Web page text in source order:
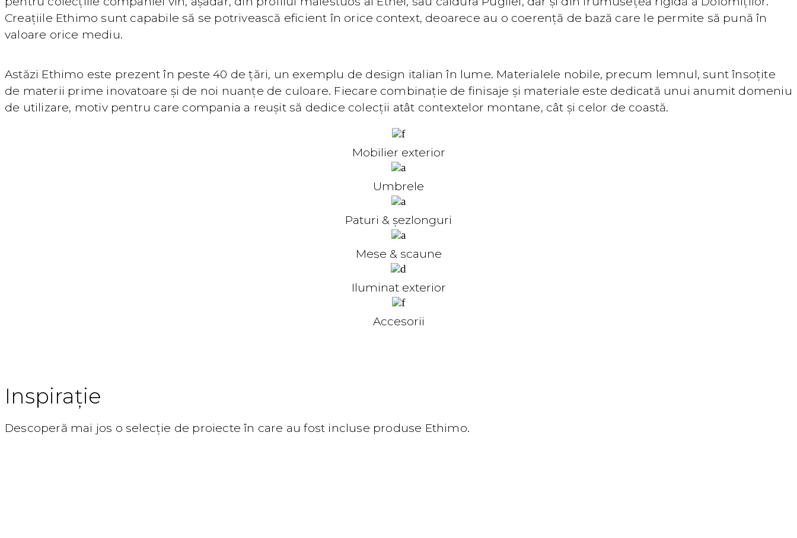
Creațiile Ethimo sunt capabile să se potrivească eficient în orice context, deoarece au o coerență de bază care le permite să pună în
valoare orice mediu.
Astăzi Ethimo este prezent în peste 40 de țări, un exemplu de design italian în lume. Materialele nobile, precum lemnul, sunt însoțite
de materii prime inovatoare și de noi nuanțe de culoare. Fiecare combinație de finisaje și materiale este dedicată unui anumit domeniu
de utilizare, motiv pentru care compania a reușit să dedice colecții atât contextelor montane, cât și celor de coastă.
Mobilier exterior
Umbrele
Paturi & șezlonguri
Mese & scaune
Iluminat exterior
Accesorii
Inspirație
Descoperă mai jos o selecție de proiecte în care au fost incluse produse Ethimo.